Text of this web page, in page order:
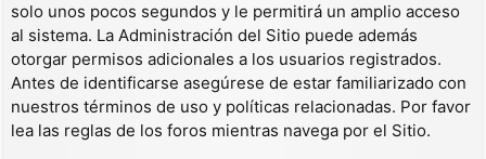
solo unos pocos segundos y le permitirá un amplio acceso
al sistema. La Administración del Sitio puede además
otorgar permisos adicionales a los usuarios registrados.
Antes de identificarse asegúrese de estar familiarizado con
nuestros términos de uso y políticas relacionadas. Por favor
lea las reglas de los foros mientras navega por el Sitio.